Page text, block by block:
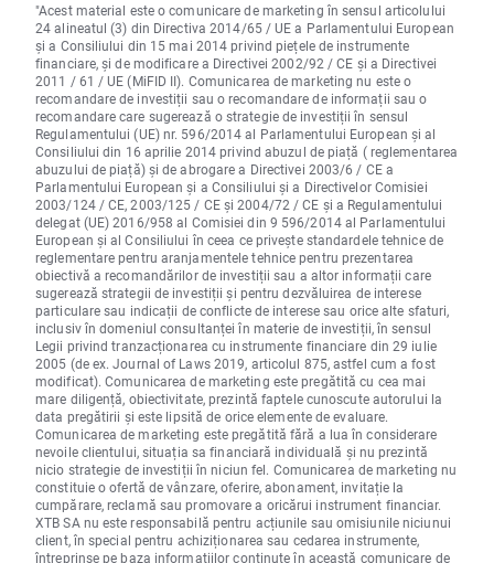
"Acest material este o comunicare de marketing în sensul articolului
24 alineatul (3) din Directiva 2014/65 / UE a Parlamentului European
și a Consiliului din 15 mai 2014 privind piețele de instrumente
financiare, și de modificare a Directivei 2002/92 / CE și a Directivei
2011 / 61 / UE (MiFID II). Comunicarea de marketing nu este o
recomandare de investiții sau o recomandare de informații sau o
recomandare care sugerează o strategie de investiții în sensul
Regulamentului (UE) nr. 596/2014 al Parlamentului European și al
Consiliului din 16 aprilie 2014 privind abuzul de piață ( reglementarea
abuzului de piață) și de abrogare a Directivei 2003/6 / CE a
Parlamentului European și a Consiliului și a Directivelor Comisiei
2003/124 / CE, 2003/125 / CE și 2004/72 / CE și a Regulamentului
delegat (UE) 2016/958 al Comisiei din 9 596/2014 al Parlamentului
European și al Consiliului în ceea ce privește standardele tehnice de
reglementare pentru aranjamentele tehnice pentru prezentarea
obiectivă a recomandărilor de investiții sau a altor informații care
sugerează strategii de investiții și pentru dezvăluirea de interese
particulare sau indicații de conflicte de interese sau orice alte sfaturi,
inclusiv în domeniul consultanței în materie de investiții, în sensul
Legii privind tranzacționarea cu instrumente financiare din 29 iulie
2005 (de ex. Journal of Laws 2019, articolul 875, astfel cum a fost
modificat). Comunicarea de marketing este pregătită cu cea mai
mare diligență, obiectivitate, prezintă faptele cunoscute autorului la
data pregătirii și este lipsită de orice elemente de evaluare.
Comunicarea de marketing este pregătită fără a lua în considerare
nevoile clientului, situația sa financiară individuală și nu prezintă
nicio strategie de investiții în niciun fel. Comunicarea de marketing nu
constituie o ofertă de vânzare, oferire, abonament, invitație la
cumpărare, reclamă sau promovare a oricărui instrument financiar.
XTB SA nu este responsabilă pentru acțiunile sau omisiunile niciunui
client, în special pentru achiziționarea sau cedarea instrumente,
întreprinse pe baza informațiilor conținute în această comunicare de